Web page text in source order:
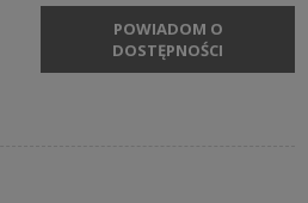
POWIADOM O
DOSTĘPNOŚCI